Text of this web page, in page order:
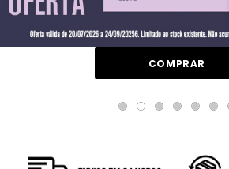
COMPRAR